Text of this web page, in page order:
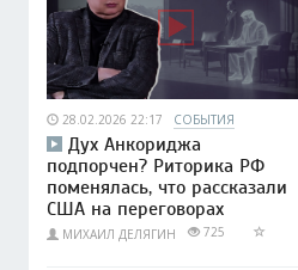
28.02.2026 22:17 СОБЫТИЯ
Дух Анкориджа
подпорчен? Риторика РФ
поменялась, что рассказали
США на переговорах
МИХАИЛ ДЕЛЯГИН 725